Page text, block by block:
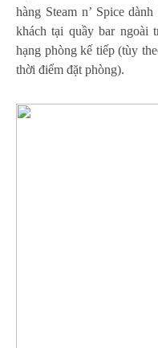
hàng Steam n’ Spice
khách tại quầy bar ngoài
hạng phòng kế tiếp (tùy
thời điểm đặt phòng).